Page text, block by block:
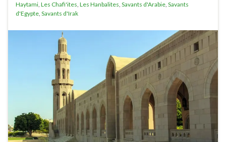
Haytami, Les Chafi'ites, Les Hanbalites, Savants d'Arabie, Savants
d'Egypte, Savants d'Irak